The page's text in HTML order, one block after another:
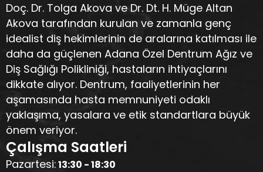
Doç. Dr. Tolga Akova ve Dr. Dt. H. Müge Altan
Akova tarafından kurulan ve zamanla genç
idealist diş hekimlerinin de aralarına katılması ile
daha da güçlenen Adana Özel Dentrum Ağız ve
Diş Sağlığı Polikliniği, hastaların ihtiyaçlarını
dikkate alıyor. Dentrum, faaliyetlerinin her
aşamasında hasta memnuniyeti odaklı
yaklaşıma, yasalara ve etik standartlara büyük
önem veriyor.
Çalışma Saatleri
Pazartesi:13:30 - 18:30